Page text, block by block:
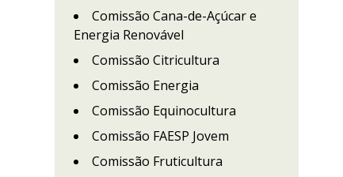
Comissão Cana-de-Açúcar e
Energia Renovável
Comissão Citricultura
Comissão Energia
Comissão Equinocultura
Comissão FAESP Jovem
Comissão Fruticultura